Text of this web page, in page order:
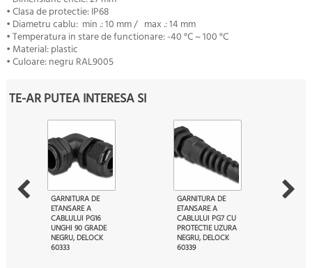
• Clasa de protectie: IP68
• Diametru cablu: min .: 10 mm / max .: 14 mm
• Temperatura in stare de functionare: -40 °C ~ 100 °C
• Material: plastic
• Culoare: negru RAL9005
TE-AR PUTEA INTERESA SI
GARNITURA DE
ETANSARE A
CABLULUI PG16
UNGHI 90 GRADE
NEGRU, DELOCK
60333
GARNITURA DE
ETANSARE A
CABLULUI PG7 CU
PROTECTIE UZURA
NEGRU, DELOCK
60339